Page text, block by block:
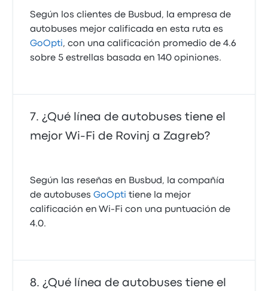
Según los clientes de Busbud, la empresa de
autobuses mejor calificada en esta ruta es
GoOpti, con una calificación promedio de 4.6
sobre 5 estrellas basada en 140 opiniones.
¿Qué línea de autobuses tiene el
mejor Wi‑Fi de Rovinj a Zagreb?
Según las reseñas en Busbud, la compañía
de autobusesGoOpti tiene la mejor
calificación en Wi‑Fi con una puntuación de
4.0.
¿Qué línea de autobuses tiene el